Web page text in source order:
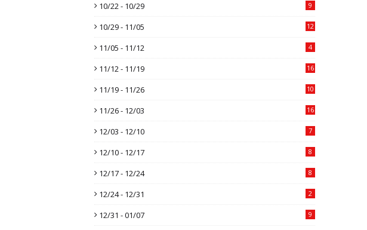
10/22 - 10/29 9
10/29 - 11/05 12
11/05 - 11/12 4
11/12 - 11/19 16
11/19 - 11/26 10
11/26 - 12/03 16
12/03 - 12/10 7
12/10 - 12/17 8
12/17 - 12/24 8
12/24 - 12/31 2
12/31 - 01/07 9